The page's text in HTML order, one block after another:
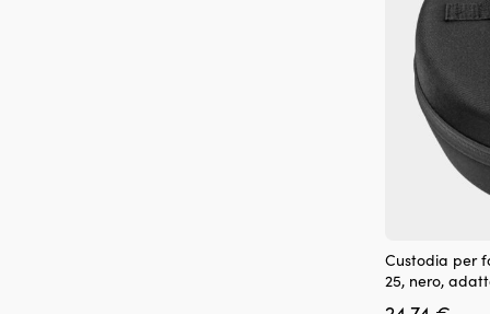
Custodia per
25, nero,